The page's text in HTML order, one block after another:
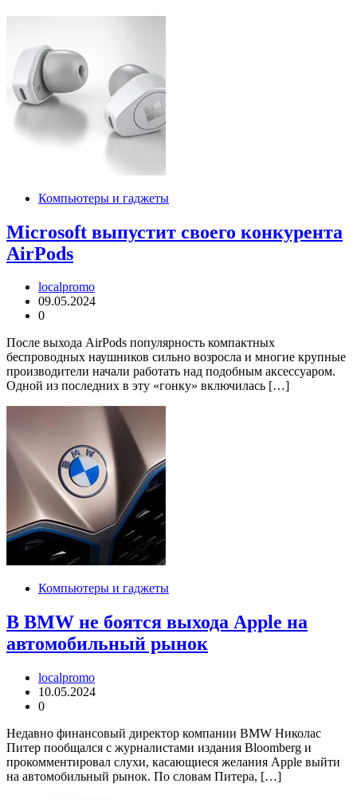
Компьютеры и гаджеты
Microsoft выпустит своего конкурента
AirPods
localpromo
09.05.2024
0
После выхода AirPods популярность компактных
беспроводных наушников сильно возросла и многие крупные
производители начали работать над подобным аксессуаром.
Одной из последних в эту «гонку» включилась […]
Компьютеры и гаджеты
В BMW не боятся выхода Apple на
автомобильный рынок
localpromo
10.05.2024
0
Недавно финансовый директор компании BMW Николас
Питер пообщался с журналистами издания Bloomberg и
прокомментировал слухи, касающиеся желания Apple выйти
на автомобильный рынок. По словам Питера, […]